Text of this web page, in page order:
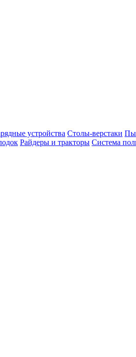
устройства Столы-верстаки
Райдеры и тракторы Система